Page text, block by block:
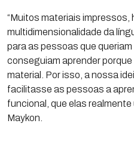
“Muitos materiais impressos,
multidimensionalidade da
para as pessoas que
conseguiam aprender
material. Por isso, a nossa
facilitasse as pessoas a
funcional, que elas realmente
Maykon.